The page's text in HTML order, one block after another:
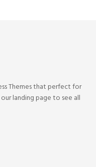
Themes that perfect for
landing page to see all